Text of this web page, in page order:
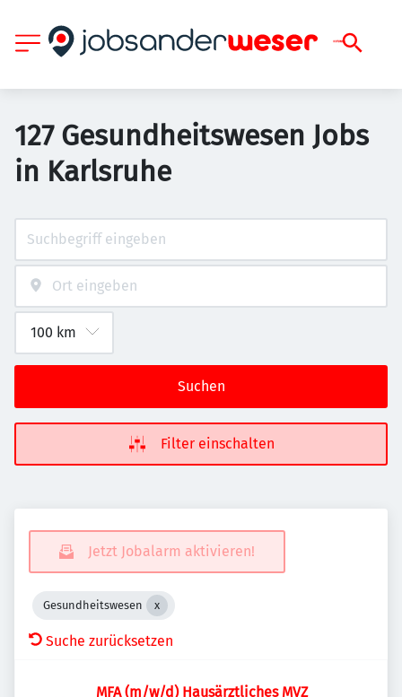
127 Gesundheitswesen Jobs
in Karlsruhe
Suchen
Filter einschalten
Jetzt Jobalarm aktivieren!
Gesundheitswesen
Suche zurücksetzen
MFA (m/w/d) Hausärztliches MVZ